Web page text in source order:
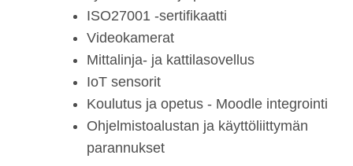
ISO27001 -​sertifikaatti
Videokamerat​
Mittalinja- ja kattilasovellus​
IoT​ sensorit
Koulutus ja opetus - Moodle integrointi
Ohjelmistoalustan ja käyttöliittymän
parannukset​